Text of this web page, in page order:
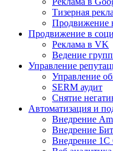
Тизерная
Продвижение
Продвижение в
Реклама в VK
Ведение
Управление
Управление
SERM аудит
Снятие
Автоматизация и
Внедрение
Внедрение
Внедрение 1C